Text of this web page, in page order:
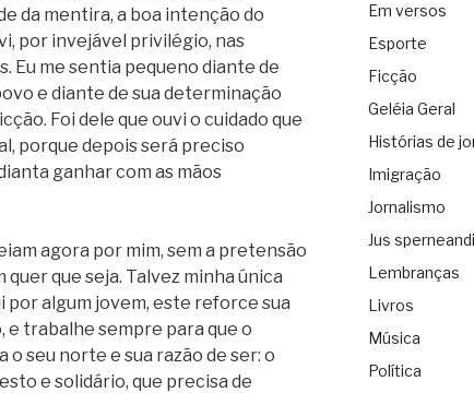
da mentira, a boa intenção do
por invejável privilégio, nas
Eu me sentia pequeno diante de
e diante de sua determinação
Foi dele que ouvi o cuidado que
porque depois será preciso
ganhar com as mãos
agora por mim, sem a pretensão
que seja. Talvez minha única
por algum jovem, este reforce sua
trabalhe sempre para que o
seu norte e sua razão de ser: o
e solidário, que precisa de
Em versos
Esporte
Ficção
Geléia Geral
Histórias de
Imigração
Jornalismo
Jus sperneandi
Lembranças
Livros
Música
Política